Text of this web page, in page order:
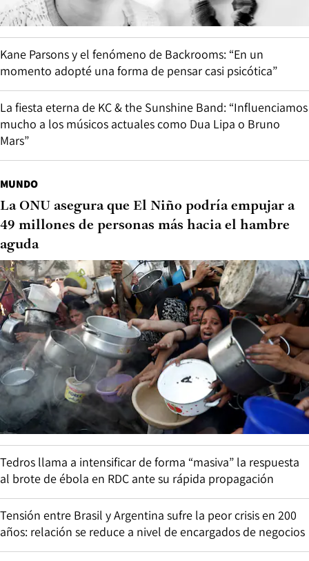
Kane Parsons y el fenómeno de Backrooms: “En un
momento adopté una forma de pensar casi psicótica”
La fiesta eterna de KC & the Sunshine Band: “Influenciamos
mucho a los músicos actuales como Dua Lipa o Bruno
Mars”
MUNDO
La ONU asegura que El Niño podría empujar a
49 millones de personas más hacia el hambre
aguda
Tedros llama a intensificar de forma “masiva” la respuesta
al brote de ébola en RDC ante su rápida propagación
Tensión entre Brasil y Argentina sufre la peor crisis en 200
años: relación se reduce a nivel de encargados de negocios